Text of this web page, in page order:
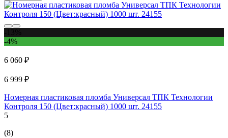
-4%
6 060 ₽
6 999 ₽
Номерная пластиковая пломба Универсал ТПК Технологии
Контроля 150 (Цвет:красный) 1000 шт. 24155
5
(8)